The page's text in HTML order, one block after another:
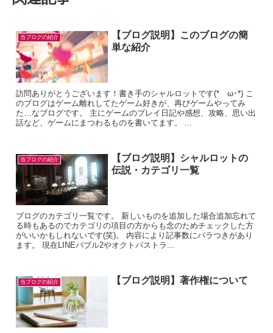
当ブログの紹介
【ブログ説明】このブログの簡
単な紹介
訪問ありがとうございます！書き手のシャルロットです(*ゝω･*) こ
のブログはゲーム離れしてたゲーム好きが、再びゲームやってみ
た…なブログです。 主にゲームのプレイ日記や感想、攻略、思い出
話など、ゲームにまつわるものを書いてます。 ...
当ブログの紹介
【ブログ説明】シャルロットの
伝説・カテゴリ一覧
ブログのカテゴリ一覧です。 新しいものを追加した場合追加忘れて
る時もあるのでカテゴリの項目の方からも念のためチェックした方
がいいかもしれないです(笑)。 内容により記事数にバラつきがあり
ます。 現在LINEバブル2やオクトパストラ...
当ブログの紹介 【ブログ説明】著作権について